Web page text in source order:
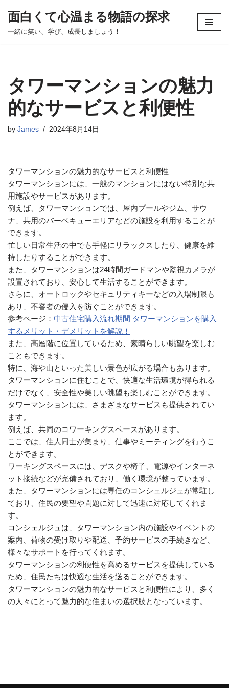
コ
へ
ス
キ
ッ
面白くて心温まる物語の探求
一緒に笑い、学び、成長しましょう！
タワーマンションの魅力
的なサービスと利便性
by James 2024年8月14日
タワーマンションの魅力的なサービスと利便性
タワーマンションには、一般のマンションにはない特別な共
用施設やサービスがあります。
例えば、タワーマンションでは、屋内プールやジム、サウ
ナ、共用のバーベキューエリアなどの施設を利用することが
できます。
忙しい日常生活の中でも手軽にリラックスしたり、健康を維
持したりすることができます。
また、タワーマンションは24時間ガードマンや監視カメラが
設置されており、安心して生活することができます。
さらに、オートロックやセキュリティキーなどの入場制限も
あり、不審者の侵入を防ぐことができます。
参考ページ： 中古住宅購入流れ期間 タワーマンションを購入
するメリット・デメリットを解説！
また、高層階に位置しているため、素晴らしい眺望を楽しむ
こともできます。
特に、海や山といった美しい景色が広がる場合もあります。
タワーマンションに住むことで、快適な生活環境が得られる
だけでなく、安全性や美しい眺望も楽しむことができます。
タワーマンションには、さまざまなサービスも提供されてい
ます。
例えば、共同のコワーキングスペースがあります。
ここでは、住人同士が集まり、仕事やミーティングを行うこ
とができます。
ワーキングスペースには、デスクや椅子、電源やインターネ
ット接続などが完備されており、働く環境が整っています。
また、タワーマンションには専任のコンシェルジュが常駐し
ており、住民の要望や問題に対して迅速に対応してくれま
す。
コンシェルジュは、タワーマンション内の施設やイベントの
案内、荷物の受け取りや配送、予約サービスの手続きなど、
様々なサポートを行ってくれます。
タワーマンションの利便性を高めるサービスを提供している
ため、住民たちは快適な生活を送ることができます。
タワーマンションの魅力的なサービスと利便性により、多く
の人々にとって魅力的な住まいの選択肢となっています。